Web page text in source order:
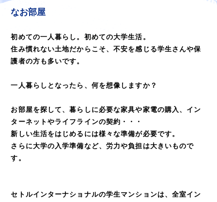
なお部屋
初めての一人暮らし。初めての大学生活。
住み慣れない土地だからこそ、不安を感じる学生さんや保
護者の方も多いです。
一人暮らしとなったら、何を想像しますか？
お部屋を探して、暮らしに必要な家具や家電の購入、イン
ターネットやライフラインの契約・・・
新しい生活をはじめるには様々な準備が必要です。
さらに大学の入学準備など、労力や負担は大きいもので
す。
セトルインターナショナルの学生マンションは、全室イン